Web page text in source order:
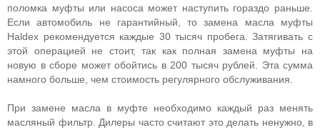
поломка муфты или насоса может наступить гораздо раньше.
Если автомобиль не гарантийный, то замена масла муфты
Haldex рекомендуется каждые 30 тысяч пробега. Затягивать с
этой операцией не стоит, так как полная замена муфты на
новую в сборе может обойтись в 200 тысяч рублей. Эта сумма
намного больше, чем стоимость регулярного обслуживания.
При замене масла в муфте необходимо каждый раз менять
масляный фильтр. Дилеры часто считают это делать ненужно, в